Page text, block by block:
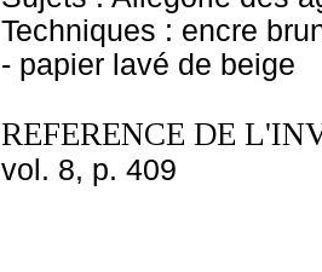
Techniques : encre
- papier lavé de beige
REFERENCE DE
vol. 8, p. 409